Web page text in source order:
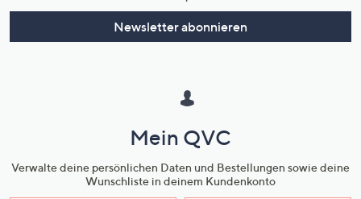
Newsletter abonnieren
Mein QVC
Verwalte deine persönlichen Daten und Bestellungen sowie deine
Wunschliste in deinem Kundenkonto